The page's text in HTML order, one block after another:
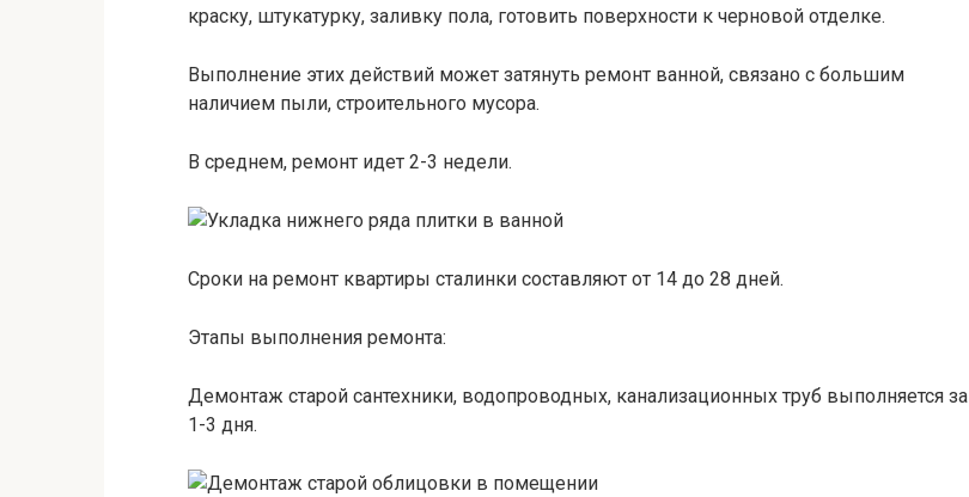
краску, штукатурку, заливку пола, готовить поверхности к черновой отделке.
Выполнение этих действий может затянуть ремонт ванной, связано с большим
наличием пыли, строительного мусора.
В среднем, ремонт идет 2-3 недели.
Сроки на ремонт квартиры сталинки составляют от 14 до 28 дней.
Этапы выполнения ремонта:
Демонтаж старой сантехники, водопроводных, канализационных труб выполняется за
1-3 дня.